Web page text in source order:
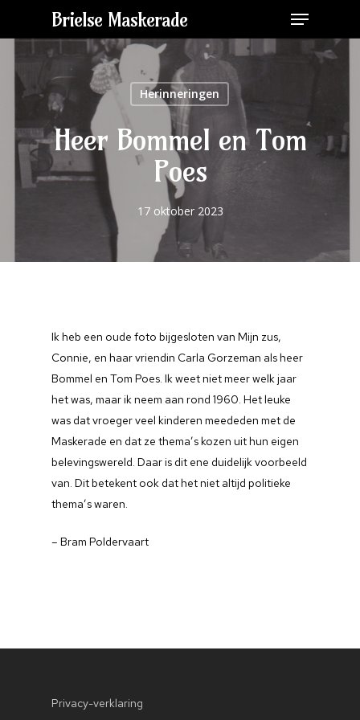
Brielse Maskerade
Herinneringen
Heer Bommel en Tom
Poes
17 oktober 2023
Ik heb een oude foto bijgesloten van Mijn zus,
Connie, en haar vriendin Carla Gorzeman als heer
Bommel en Tom Poes. Ik weet niet meer welk jaar
het was, maar ik neem aan rond 1960. Het leuke
was dat vroeger veel kinderen meededen met de
Maskerade en dat ze thema’s kozen uit hun eigen
belevingswereld. Daar is dit ene duidelijk voorbeeld
van. Dit betekent ook dat het niet altijd politieke
thema’s waren.
– Bram Poldervaart
Privacy-verklaring
Info & Aanmelden
Geschiedenis
Foto’s
Herinneringen
Unesco